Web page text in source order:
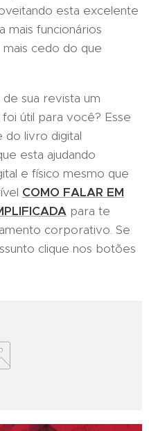
esta excelente
mais funcionários
cedo do que
sua revista um
útil para você? Esse
livro digital
esta ajudando
e físico mesmo que
COMO FALAR EM
para te
corporativo. Se
clique nos botões